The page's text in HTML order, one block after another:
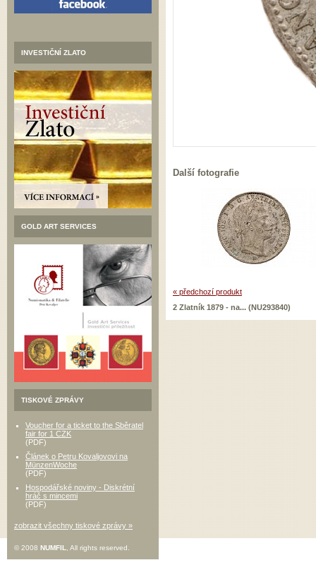
INVESTIČNÍ ZLATO
GOLD ART SERVICES
TISKOVÉ ZPRÁVY
Voucher for a ticket to the Sběratel
fair for 1 CZK
(PDF)
Článek o Petru Kovaljovovi na
MünzenWoche
(PDF)
Hospodářské noviny - Diskrétní
hráč s mincemi
(PDF)
zobrazit všechny tiskové zprávy »
Další fotografie
« předchozí produkt
2 Zlatník 1879 - na... (NU293840)
© 2008 NUMFIL , All rights reserved.